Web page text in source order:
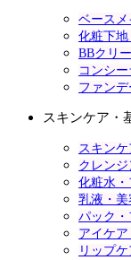
ベース
化粧下地
BBクリ
コンシー
ファン
スキンケア・
スキン
クレン
化粧水
乳液・
パック・
アイケ
リップ